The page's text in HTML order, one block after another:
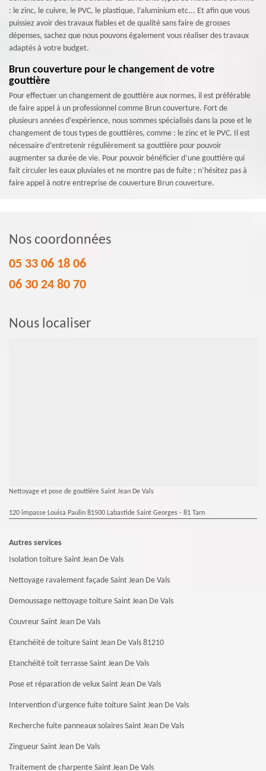
: le zinc, le cuivre, le PVC, le plastique, l’aluminium etc... Et afin que vous
puissiez avoir des travaux fiables et de qualité sans faire de grosses
dépenses, sachez que nous pouvons également vous réaliser des travaux
adaptés à votre budget.
Brun couverture pour le changement de votre
gouttière
Pour effectuer un changement de gouttière aux normes, il est préférable
de faire appel à un professionnel comme Brun couverture. Fort de
plusieurs années d’expérience, nous sommes spécialisés dans la pose et le
changement de tous types de gouttières, comme : le zinc et le PVC. Il est
nécessaire d’entretenir régulièrement sa gouttière pour pouvoir
augmenter sa durée de vie. Pour pouvoir bénéficier d’une gouttière qui
fait circuler les eaux pluviales et ne montre pas de fuite ; n’hésitez pas à
faire appel à notre entreprise de couverture Brun couverture.
Nos coordonnées
05 33 06 18 06
06 30 24 80 70
Nous localiser
Nettoyage et pose de gouttière Saint Jean De Vals
120 impasse Louisa Paulin 81500 Labastide Saint Georges - 81 Tarn
Autres services
Isolation toiture Saint Jean De Vals
Nettoyage ravalement façade Saint Jean De Vals
Demoussage nettoyage toiture Saint Jean De Vals
Couvreur Saint Jean De Vals
Etanchéité de toiture Saint Jean De Vals 81210
Etanchéité toit terrasse Saint Jean De Vals
Pose et réparation de velux Saint Jean De Vals
Intervention d'urgence fuite toiture Saint Jean De Vals
Recherche fuite panneaux solaires Saint Jean De Vals
Zingueur Saint Jean De Vals
Traitement de charpente Saint Jean De Vals